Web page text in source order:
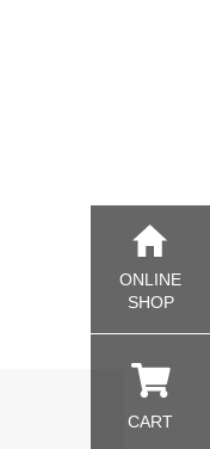
ONLINE
SHOP
CART